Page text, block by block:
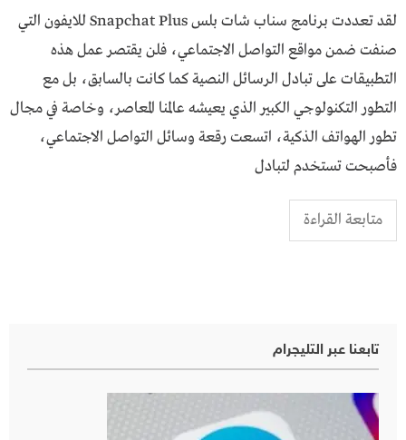
لقد تعددت برنامج سناب شات بلس Snapchat Plus للايفون التي
صنفت ضمن مواقع التواصل الاجتماعي، فلن يقتصر عمل هذه
التطبيقات على تبادل الرسائل النصية كما كانت بالسابق، بل مع
التطور التكنولوجي الكبير الذي يعيشه عالمنا المعاصر، وخاصة في مجال
تطور الهواتف الذكية، اتسعت رقعة وسائل التواصل الاجتماعي،
فأصبحت تستخدم لتبادل
متابعة القراءة
تابعنا عبر التليجرام